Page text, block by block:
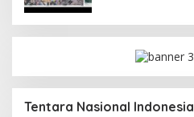
Tentara Nasional Indonesia